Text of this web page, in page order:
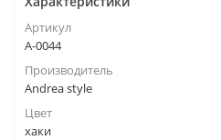
Артикул
А-0044
Производитель
Andrea style
Цвет
хаки